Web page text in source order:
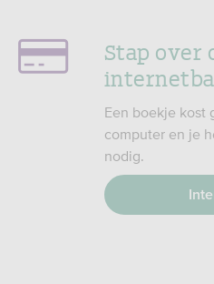
Stap over
Een boekje kost
computer en je
nodig.